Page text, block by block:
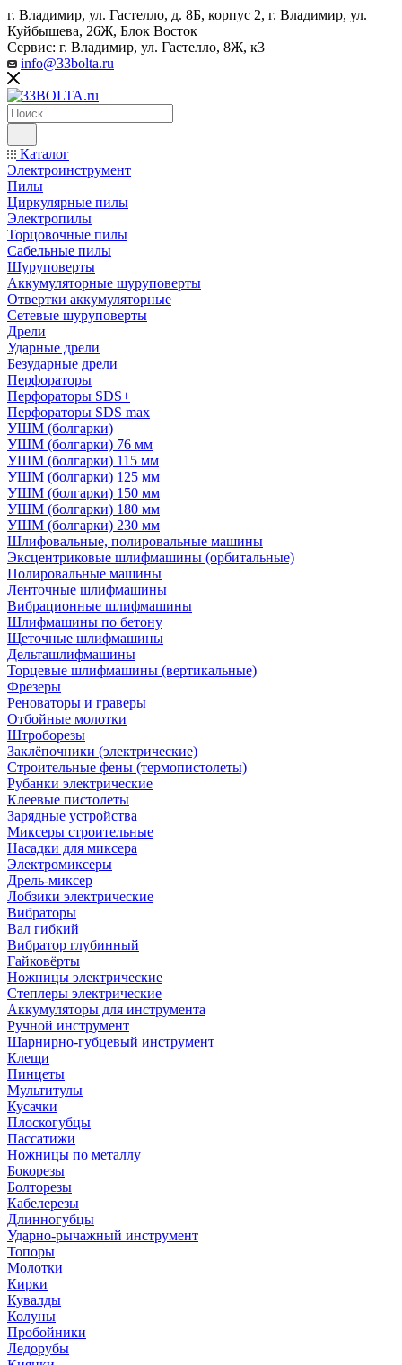
г. Владимир, ул. Гастелло, д. 8Б, корпус 2, г. Владимир, ул. ​
Куйбышева, 26Ж, Блок Восток
Сервис: г. Владимир, ул. Гастелло, 8Ж, к3
info@33bolta.ru
Каталог
Электроинструмент
Пилы
Циркулярные пилы
Электропилы
Торцовочные пилы
Сабельные пилы
Шуруповерты
Аккумуляторные шуруповерты
Отвертки аккумуляторные
Сетевые шуруповерты
Дрели
Ударные дрели
Безударные дрели
Перфораторы
Перфораторы SDS+
Перфораторы SDS max
УШМ (болгарки)
УШМ (болгарки) 76 мм
УШМ (болгарки) 115 мм
УШМ (болгарки) 125 мм
УШМ (болгарки) 150 мм
УШМ (болгарки) 180 мм
УШМ (болгарки) 230 мм
Шлифовальные, полировальные машины
Эксцентриковые шлифмашины (орбитальные)
Полировальные машины
Ленточные шлифмашины
Вибрационные шлифмашины
Шлифмашины по бетону
Щеточные шлифмашины
Дельташлифмашины
Торцевые шлифмашины (вертикальные)
Фрезеры
Реноваторы и граверы
Отбойные молотки
Штроборезы
Заклёпочники (электрические)
Строительные фены (термопистолеты)
Рубанки электрические
Клеевые пистолеты
Зарядные устройства
Миксеры строительные
Насадки для миксера
Электромиксеры
Дрель-миксер
Лобзики электрические
Вибраторы
Вал гибкий
Вибратор глубинный
Гайковёрты
Ножницы электрические
Степлеры электрические
Аккумуляторы для инструмента
Ручной инструмент
Шарнирно-губцевый инструмент
Клещи
Пинцеты
Мультитулы
Кусачки
Плоскогубцы
Пассатижи
Ножницы по металлу
Бокорезы
Болторезы
Кабелерезы
Длинногубцы
Ударно-рычажный инструмент
Топоры
Молотки
Кирки
Кувалды
Колуны
Пробойники
Ледорубы